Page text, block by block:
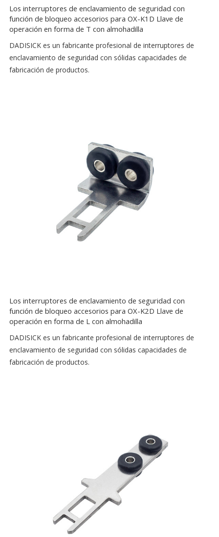
Los interruptores de enclavamiento de seguridad con
función de bloqueo accesorios para OX-K1D Llave de
operación en forma de T con almohadilla
DADISICK es un fabricante profesional de interruptores de
enclavamiento de seguridad con sólidas capacidades de
fabricación de productos.
Los interruptores de enclavamiento de seguridad con
función de bloqueo accesorios para OX-K2D Llave de
operación en forma de L con almohadilla
DADISICK es un fabricante profesional de interruptores de
enclavamiento de seguridad con sólidas capacidades de
fabricación de productos.